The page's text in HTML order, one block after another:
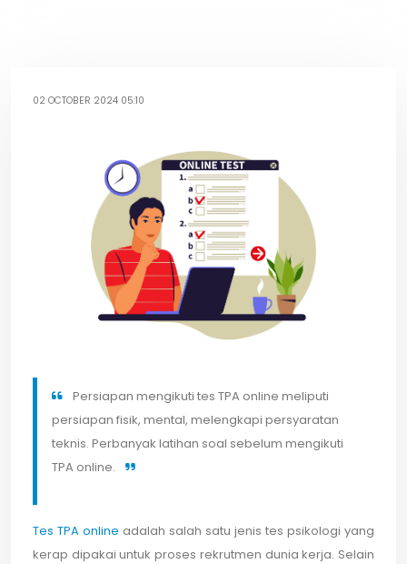
02 OCTOBER 2024 05:10
Persiapan mengikuti tes TPA online meliputi
persiapan fisik, mental, melengkapi persyaratan
teknis. Perbanyak latihan soal sebelum mengikuti
TPA online.
Tes TPA online adalah salah satu jenis tes psikologi yang
kerap dipakai untuk proses rekrutmen dunia kerja. Selain